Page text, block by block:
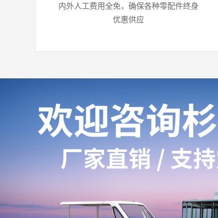
内外人工费用全免，确保各种零配件终身
优惠供应